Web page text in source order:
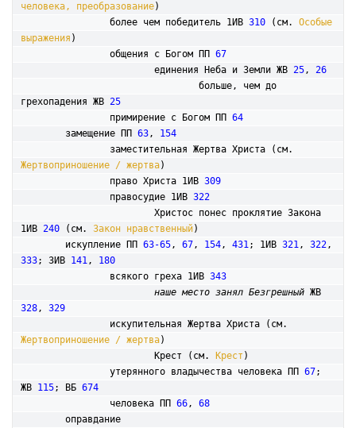
человека, преобразование)
		более чем победитель 1ИВ
310 (см. Особые
выражения )
		общения с Богом ПП
67
			единения Неба и Земли ЖВ
25, 26
грехопадения ЖВ 25
		примирение с Богом ПП
64
	замещение ПП
63, 154
Жертвоприношение / жертва)
		право Христа 1ИВ
309
		правосудие 1ИВ
322
1ИВ 240 (см. Закон нравственный)
	искупление ПП
63-65, 67, 154, 431; 1ИВ 321, 322
333; 3ИВ 141, 180
		всякого греха 1ИВ
343
наше место занял Безгрешный
328, 329
Жертвоприношение / жертва)
			Крест (см.
Крест )
		утерянного владычества человека ПП
67;
ЖВ 115; ВБ 674
		человека ПП
66, 68